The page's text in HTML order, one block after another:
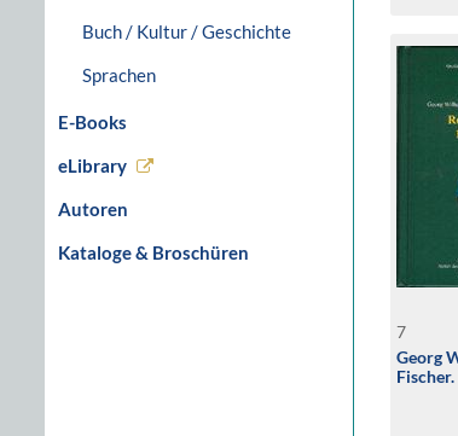
Buch / Kultur / Geschichte
Sprachen
E-Books
eLibrary
Autoren
Kataloge & Broschüren
7
Georg